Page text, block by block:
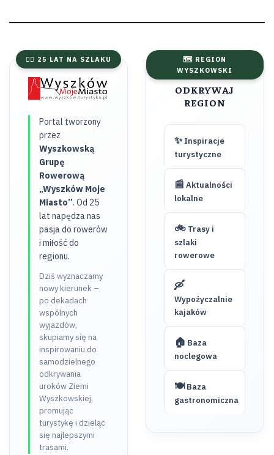
🚴‍♂️ 25 LAT NA SZLAKU
Portal tworzony
przez
Wyszkowską
Grupę
Rowerową
„Wyszków Moje
Miasto”. Od 25
lat napędza nas
pasja do rowerów
i miłość do
regionu.
Dziś wyznaczamy
nowy kierunek –
po dekadach
wspólnych
wyjazdów,
skupiamy się na
inspirowaniu do
samodzielnego
odkrywania
uroków Ziemi
Wyszkowskiej,
promując
turystykę i dzieląc
się najlepszymi
trasami.
🗺️ REGION
WYSZKOWSKI
ODKRYWAJ
REGION
✨Inspiracje
turystyczne
📰 Aktualności
lokalne
🚲Trasy i
szlaki
rowerowe
🛶
Wypożyczalnie
kajaków
🏠 Baza
noclegowa
🍽️Baza
gastronomiczna